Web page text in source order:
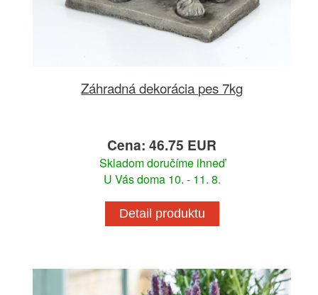
Záhradná dekorácia pes 7kg
Cena: 46.75 EUR
Skladom doručíme ihneď
U Vás doma 10. - 11. 8.
Detail produktu